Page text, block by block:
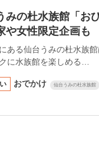
みの杜水族館「お
や女性限定企画も
ある仙台うみの杜水族
に水族館を楽しめる…
おでかけ 仙台うみの杜水族館